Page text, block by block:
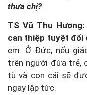
thưa chị?
TS Vũ Thu Hương:
can thiệp tuyệt đối
em. Ở Đức, nếu
trên người đứa trẻ,
tù và con cái sẽ
ngay lập tức.